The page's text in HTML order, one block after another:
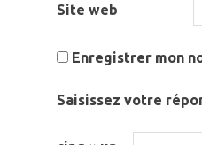
Site web
Enregistrer mon
Saisissez votre